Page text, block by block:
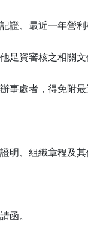
證、最近一年營
足資審核之相關文
事處者，得免附最
明、組織章程及
函。